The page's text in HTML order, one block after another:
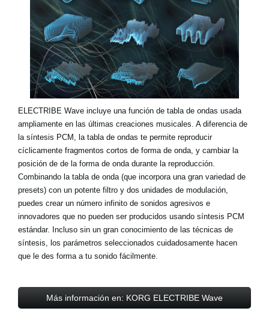
ELECTRIBE Wave incluye una función de tabla de ondas usada
ampliamente en las últimas creaciones musicales. A diferencia de
la síntesis PCM, la tabla de ondas te permite reproducir
cíclicamente fragmentos cortos de forma de onda, y cambiar la
posición de de la forma de onda durante la reproducción.
Combinando la tabla de onda (que incorpora una gran variedad de
presets) con un potente filtro y dos unidades de modulación,
puedes crear un número infinito de sonidos agresivos e
innovadores que no pueden ser producidos usando síntesis PCM
estándar. Incluso sin un gran conocimiento de las técnicas de
síntesis, los parámetros seleccionados cuidadosamente hacen
que le des forma a tu sonido fácilmente.
Más información en: KORG ELECTRIBE Wave